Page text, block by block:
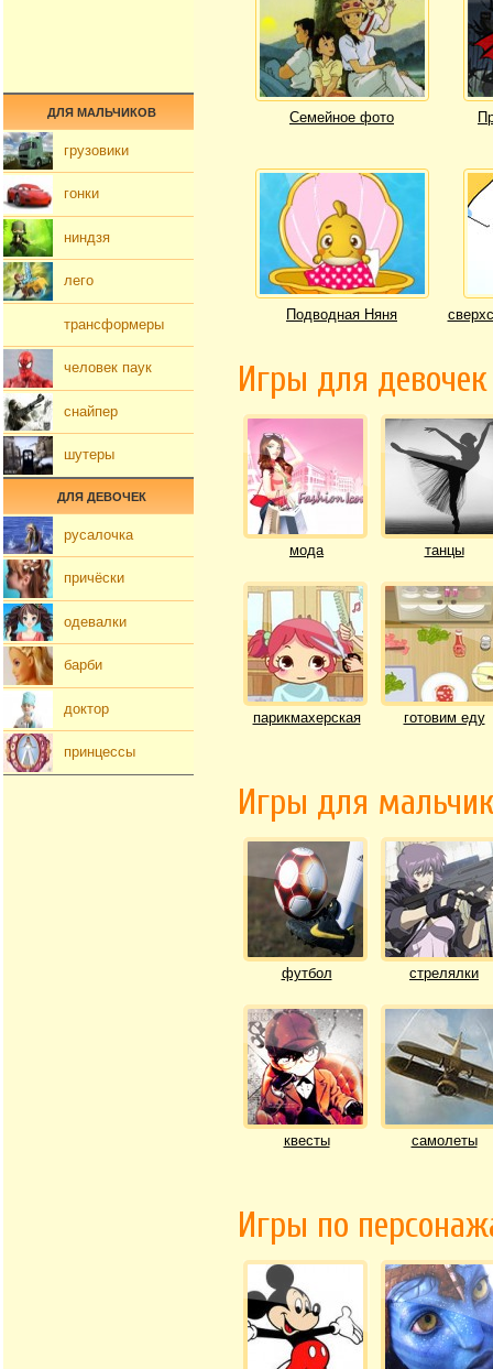
Семейное фото
Подводная Няня
Игры для девочек
мода танцы
парикмахерская готовим еду
Игры для
футбол стрелялки
квесты самолеты
Игры по
ДЛЯ МАЛЬЧИКОВ
грузовики
гонки
ниндзя
лего
трансформеры
человек паук
снайпер
шутеры
ДЛЯ ДЕВОЧЕК
русалочка
причёски
одевалки
барби
доктор
принцессы